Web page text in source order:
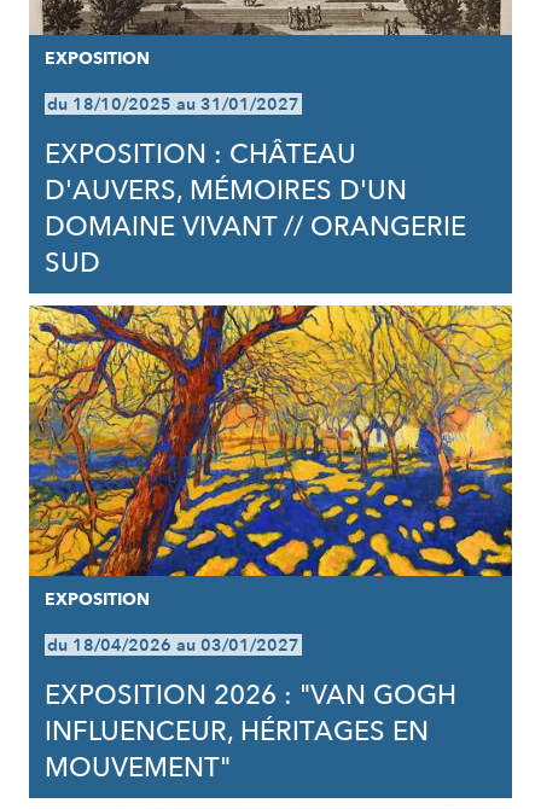
EXPOSITION
du 18/10/2025 au 31/01/2027
EXPOSITION : CHÂTEAU
D'AUVERS, MÉMOIRES D'UN
DOMAINE VIVANT // ORANGERIE
SUD
EXPOSITION
du 18/04/2026 au 03/01/2027
EXPOSITION 2026 : "VAN GOGH
INFLUENCEUR, HÉRITAGES EN
MOUVEMENT"